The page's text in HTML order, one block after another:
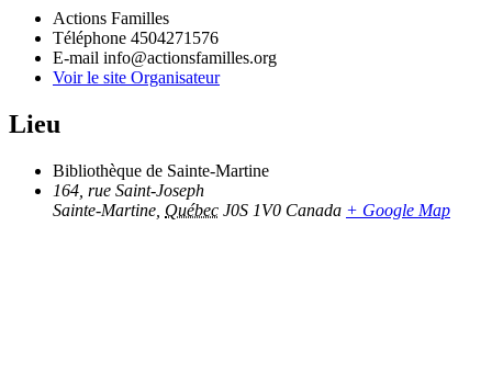
Actions Familles
Téléphone 4504271576
E-mail info@actionsfamilles.org
Voir le site Organisateur
Lieu
Bibliothèque de Sainte-Martine
164, rue Saint-Joseph
Sainte-Martine Québec J0S 1V0 Canada + Google Map